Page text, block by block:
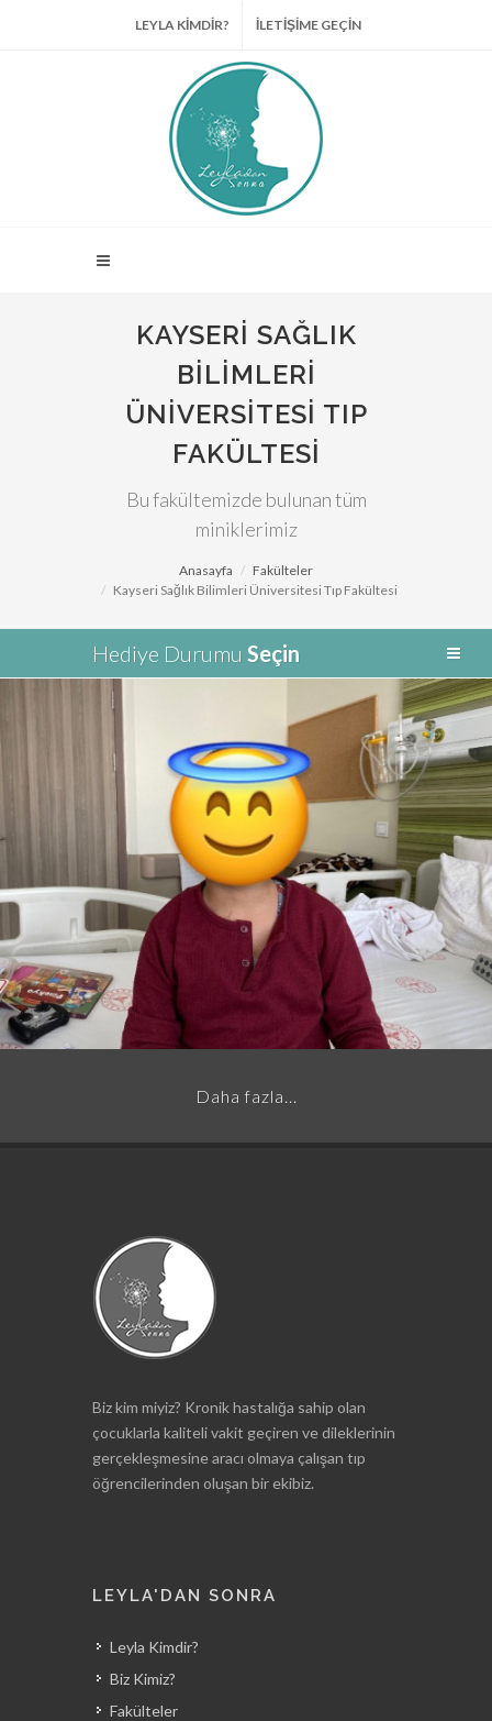
LEYLA KİMDİR? İLETİŞİME GEÇİN
KAYSERI SAĞLIK
BILIMLERI
ÜNIVERSITESI TIP
FAKÜLTESI
Bu fakültemizde bulunan tüm
miniklerimiz
Anasayfa
Fakülteler
Kayseri Sağlık Bilimleri Üniversitesi Tıp Fakültesi
Hediye Durumu Seçin
Basri Asaf
Teslim Edildi
Harry Potter Kostümü
Daha fazla...
Biz kim miyiz? Kronik hastalığa sahip olan
çocuklarla kaliteli vakit geçiren ve dileklerinin
gerçekleşmesine aracı olmaya çalışan tıp
öğrencilerinden oluşan bir ekibiz.
LEYLA'DAN SONRA
Leyla Kimdir?
Biz Kimiz?
Fakülteler